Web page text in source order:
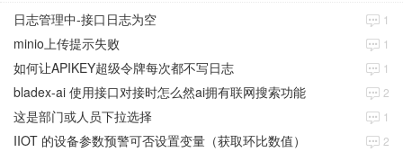
日志管理中-接口日志为空 1
minio上传提示失败 1
如何让APIKEY超级令牌每次都不写日志 1
bladex-ai 使用接口对接时怎么然ai拥有联网搜索功能 2
这是部门或人员下拉选择 1
IIOT 的设备参数预警可否设置变量（获取环比数值） 2